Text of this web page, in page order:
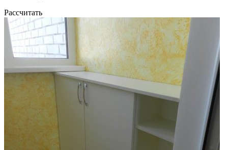
Рассчитать